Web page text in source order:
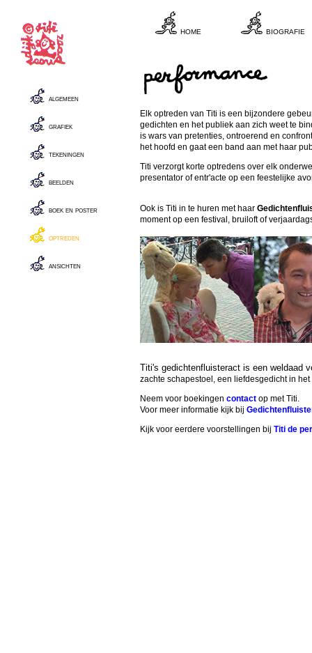
home biografie
Elk optreden van Titi is een bijzondere
gedichten en het publiek aan zich weet te
is wars van pretenties, ontroerend en
het hoofd en gaat een band aan met haar
Titi verzorgt korte optredens over elk
presentator of entr'acte op een feestelijke
Ook is Titi in te huren met haar
moment op een festival, bruiloft of
Titi's gedichtenfluisteract is een weldaad
zachte schapestoel, een liefdesgedicht in
Neem voor boekingen contact op met Titi.
Voor meer informatie kijk bij
Kijk voor eerdere voorstellingen bij Titi de
algemeen
grafiek
tekeningen
beelden
boek en poster
optreden
ansichten